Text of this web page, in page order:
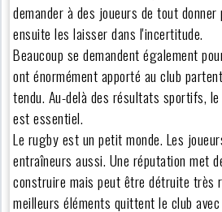
demander à des joueurs de tout
ensuite les laisser dans l'incertitude.
Beaucoup se demandent également
ont énormément apporté au club
tendu. Au-delà des résultats sportifs,
est essentiel.
Le rugby est un petit monde. Les
entraîneurs aussi. Une réputation met
construire mais peut être détruite très
meilleurs éléments quittent le club avec